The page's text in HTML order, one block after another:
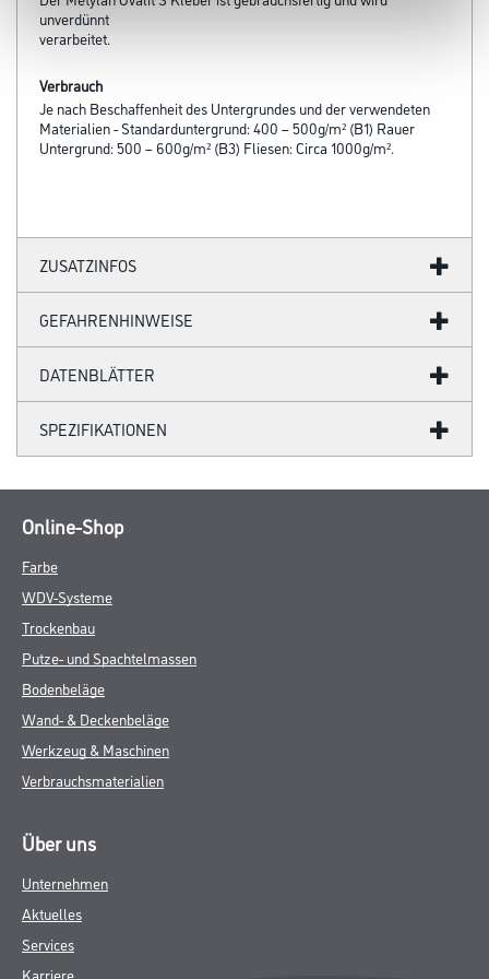
unverdünnt
verarbeitet.
Verbrauch
Je nach Beschaffenheit des Untergrundes und der verwendeten
Materialien - Standarduntergrund: 400 – 500g/m² (B1) Rauer
Untergrund: 500 – 600g/m² (B3) Fliesen: Circa 1000g/m².
ZUSATZINFOS
GEFAHRENHINWEISE
DATENBLÄTTER
SPEZIFIKATIONEN
Online-Shop
Farbe
WDV-Systeme
Trockenbau
Putze- und Spachtelmassen
Bodenbeläge
Wand- & Deckenbeläge
Werkzeug & Maschinen
Verbrauchsmaterialien
Über uns
Unternehmen
Aktuelles
Services
Karriere